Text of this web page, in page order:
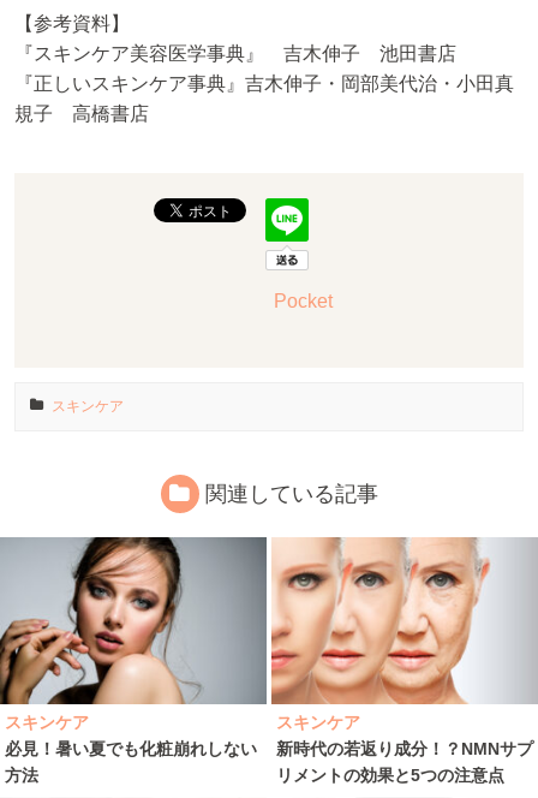
【参考資料】
『スキンケア美容医学事典』 吉木伸子 池田書店
『正しいスキンケア事典』吉木伸子・岡部美代治・小田真
規子 高橋書店
Pocket
スキンケア
関連している記事
スキンケア
必見！暑い夏でも化粧崩れしない
方法
スキンケア
新時代の若返り成分！？NMNサプ
リメントの効果と5つの注意点